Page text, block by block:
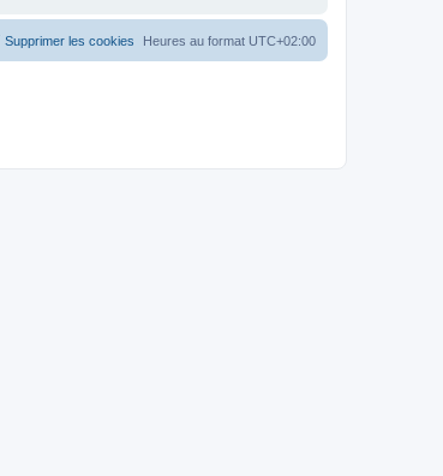
Heures au format UTC+02:00
Supprimer les cookies